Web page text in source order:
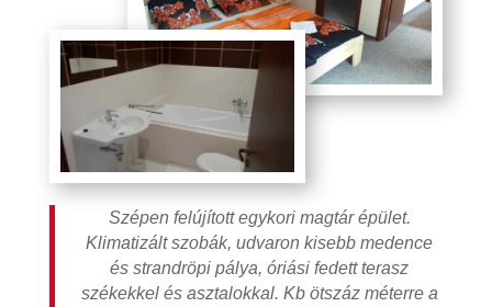
Szépen felújított egykori magtár épület.
Klimatizált szobák, udvaron kisebb medence
és strandröpi pálya, óriási fedett terasz
székekkel és asztalokkal. Kb ötszáz méterre a